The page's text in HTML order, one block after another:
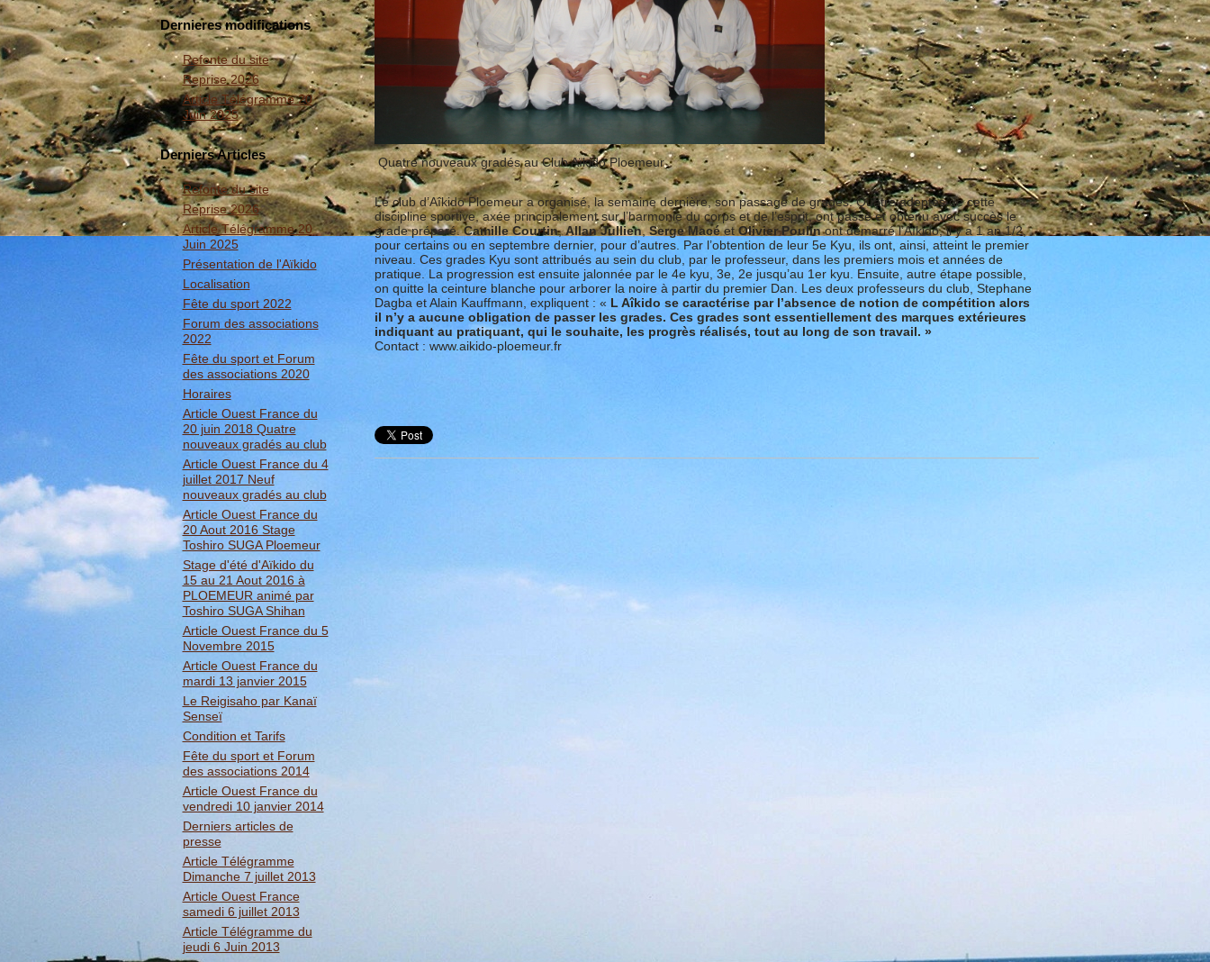
Dernieres modifications
Refonte du site
Reprise 2026
Article Télégramme 20
Juin 2025
Derniers Articles
Refonte du site
Reprise 2026
Article Télégramme 20
Juin 2025
Présentation de l'Aïkido
Localisation
Fête du sport 2022
Forum des associations
2022
Fête du sport et Forum
des associations 2020
Horaires
Article Ouest France du
20 juin 2018 Quatre
nouveaux gradés au club
Article Ouest France du 4
juillet 2017 Neuf
nouveaux gradés au club
Article Ouest France du
20 Aout 2016 Stage
Toshiro SUGA Ploemeur
Stage d'été d'Aïkido du
15 au 21 Aout 2016 à
PLOEMEUR animé par
Toshiro SUGA Shihan
Article Ouest France du 5
Novembre 2015
Article Ouest France du
mardi 13 janvier 2015
Le Reigisaho par Kanaï
Senseï
Condition et Tarifs
Fête du sport et Forum
des associations 2014
Article Ouest France du
vendredi 10 janvier 2014
Derniers articles de
presse
Article Télégramme
Dimanche 7 juillet 2013
Article Ouest France
samedi 6 juillet 2013
Article Télégramme du
jeudi 6 Juin 2013
Quatre nouveaux gradés au Club Aïkido Ploemeur
Le club d’Aîkido Ploemeur a organisé, la semaine dernière, son passage de grades. Quatre adeptes de cette
discipline sportive, axée principalement sur l’harmonie du corps et de l’esprit, ont passé et obtenu avec succès le
grade préparé.Camille Courtin,Allan Jullien,Serge MacéetOlivier Poulinont démarré l’Aïkido, il y a 1 an 1/2,
pour certains ou en septembre dernier, pour d’autres. Par l’obtention de leur 5e Kyu, ils ont, ainsi, atteint le premier
niveau. Ces grades Kyu sont attribués au sein du club, par le professeur, dans les premiers mois et années de
pratique. La progression est ensuite jalonnée par le 4e kyu, 3e, 2e jusqu’au 1er kyu. Ensuite, autre étape possible,
on quitte la ceinture blanche pour arborer la noire à partir du premier Dan. Les deux professeurs du club, Stephane
Dagba et Alain Kauffmann, expliquent : « L Aîkido se caractérise par l’absence de notion de compétition alors
il n’y a aucune obligation de passer les grades. Ces grades sont essentiellement des marques extérieures
indiquant au pratiquant, qui le souhaite, les progrès réalisés, tout au long de son travail. »
Contact : www.aikido-ploemeur.fr